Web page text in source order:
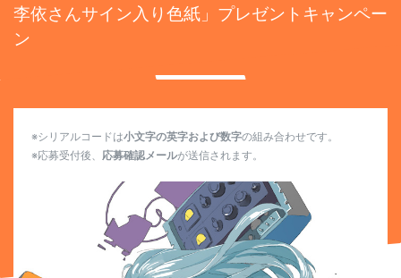
李依さんサイン入り色紙」プレゼントキャンペー
ン
※シリアルコードは小文字の英字および数字の組み合わせです。
※応募受付後、 応募確認メールが送信されます。